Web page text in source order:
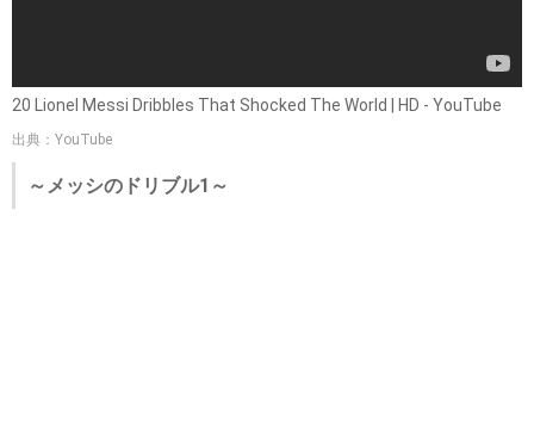
20 Lionel Messi Dribbles That Shocked The World | HD - YouTube
出典：YouTube
～メッシのドリブル1～